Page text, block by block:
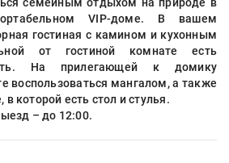
VIP-доме. В вашем
гостиная с камином и кухонным
от гостиной комнате есть
На прилегающей к домику
воспользоваться мангалом, а также
которой есть стол и стулья.
– до 12:00.